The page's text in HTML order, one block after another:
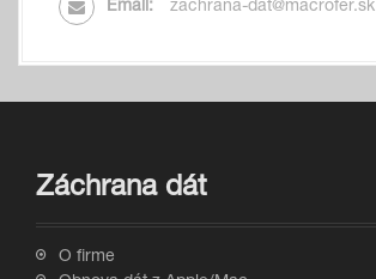
Email: zachrana-dat@macrofer.sk
Záchrana dát
O firme